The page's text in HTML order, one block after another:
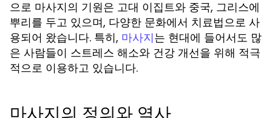
으로 마사지의 기원은 고대 이집트와 중국, 그리스에
뿌리를 두고 있으며, 다양한 문화에서 치료법으로 사
용되어 왔습니다. 특히, 마사지는 현대에 들어서도 많
은 사람들이 스트레스 해소와 건강 개선을 위해 적극
적으로 이용하고 있습니다.